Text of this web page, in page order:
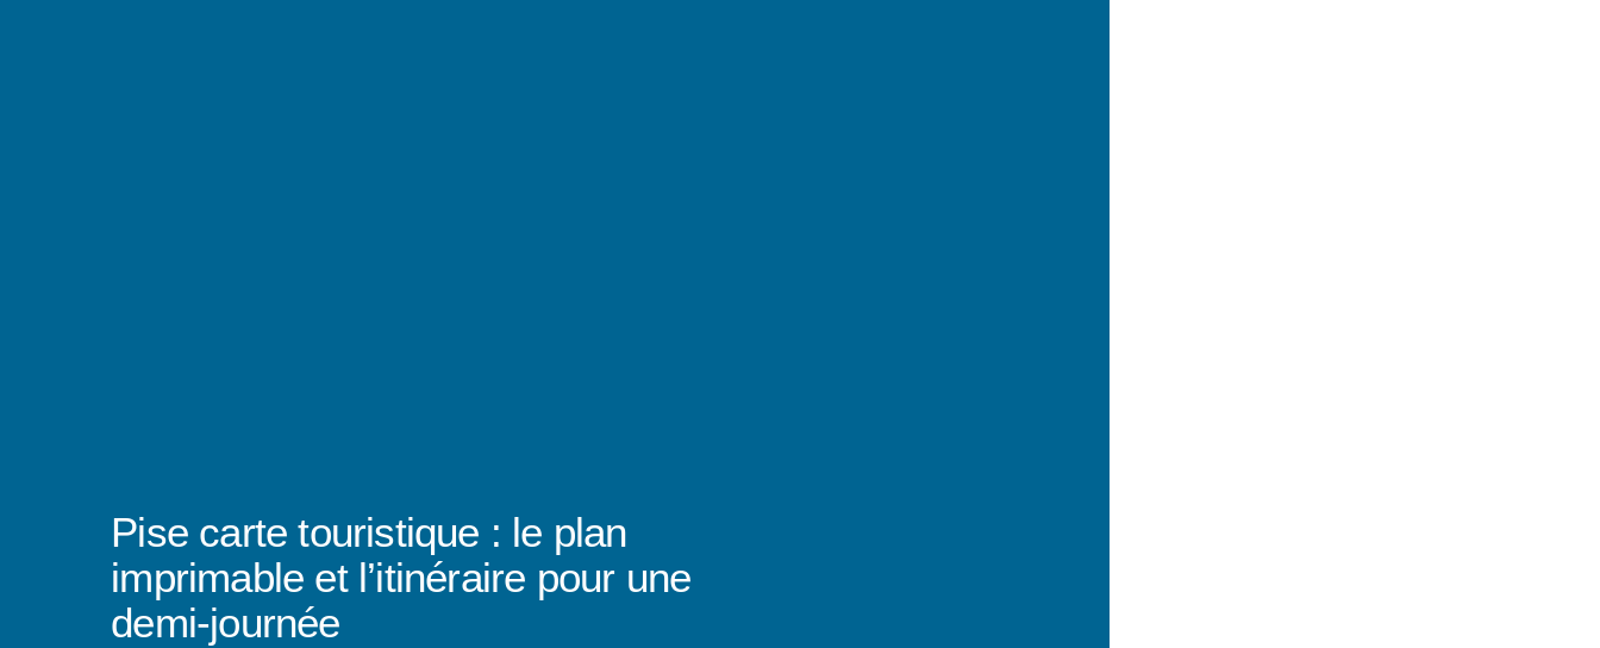
Pise carte touristique : le plan
imprimable et l’itinéraire pour une
demi-journée